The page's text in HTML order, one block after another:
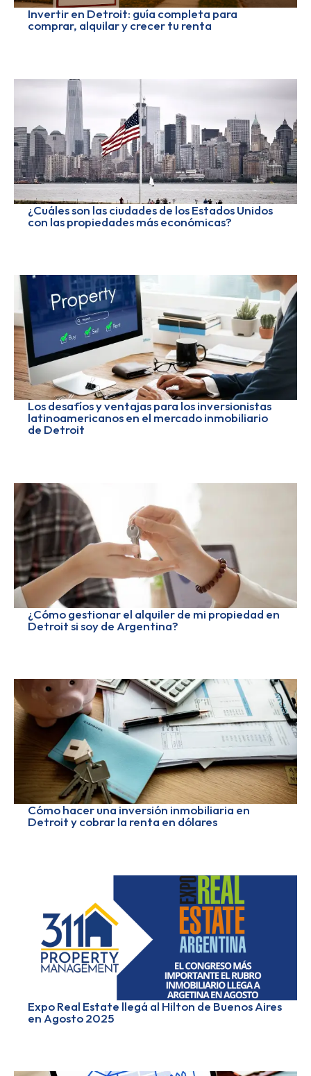
Invertir en Detroit: guía completa para
comprar, alquilar y crecer tu renta
¿Cuáles son las ciudades de los Estados Unidos
con las propiedades más económicas?
Los desafíos y ventajas para los inversionistas
latinoamericanos en el mercado inmobiliario
de Detroit
¿Cómo gestionar el alquiler de mi propiedad en
Detroit si soy de Argentina?
Cómo hacer una inversión inmobiliaria en
Detroit y cobrar la renta en dólares
Expo Real Estate llegá al Hilton de Buenos Aires
en Agosto 2025